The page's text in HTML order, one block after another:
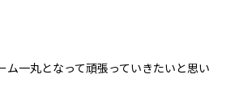
ム一丸となって頑張っていきたいと思い